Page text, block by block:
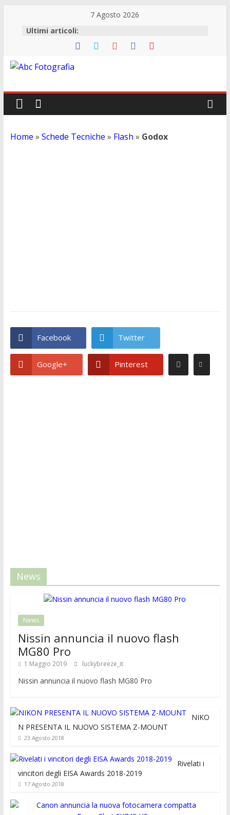
7 Agosto 2026
Ultimi articoli:
Abc
Fotografia
Fotografia,
Home » Schede Tecniche » Flash » Godox
Facebook Twitter
Google+ Pinterest
News
News
Nissin annuncia il nuovo flash
MG80 Pro
1 Maggio 2019 luckybreeze_it
Nissin annuncia il nuovo flash MG80 Pro
NIKO
N PRESENTA IL NUOVO SISTEMA Z-MOUNT
23 Agosto 2018
Rivelati i
vincitori degli EISA Awards 2018-2019
17 Agosto 2018